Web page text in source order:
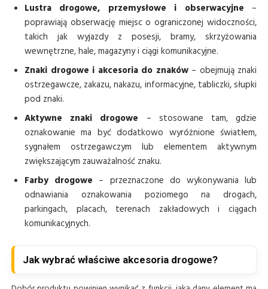
Lustra drogowe, przemysłowe i obserwacyjne –
poprawiają obserwację miejsc o ograniczonej widoczności,
takich jak wyjazdy z posesji, bramy, skrzyżowania
wewnętrzne, hale, magazyny i ciągi komunikacyjne.
Znaki drogowe i akcesoria do znaków– obejmują znaki
ostrzegawcze, zakazu, nakazu, informacyjne, tabliczki, słupki
pod znaki.
Aktywne znaki drogowe – stosowane tam, gdzie
oznakowanie ma być dodatkowo wyróżnione światłem,
sygnałem ostrzegawczym lub elementem aktywnym
zwiększającym zauważalność znaku.
Farby drogowe – przeznaczone do wykonywania lub
odnawiania oznakowania poziomego na drogach,
parkingach, placach, terenach zakładowych i ciągach
komunikacyjnych.
Jak wybrać właściwe akcesoria drogowe?